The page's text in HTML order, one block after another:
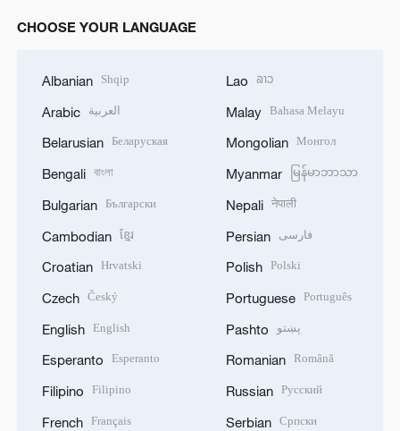
CHOOSE YOUR LANGUAGE
Albanian Shqip
Arabic العربية
Belarusian Беларуская
Bengali বাংলা
Bulgarian Български
Cambodian ខ្មែរ
Croatian Hrvatski
Czech Český
English English
Esperanto Esperanto
Filipino Filipino
French Français
Lao ລາວ
Malay Bahasa Melayu
Mongolian Монгол
Myanmar မြန်မာဘာသာ
Nepali नेपाली
Persian فارسی
Polish Polski
Portuguese Português
Pashto پښتو
Romanian Română
Russian Русский
Serbian Српски